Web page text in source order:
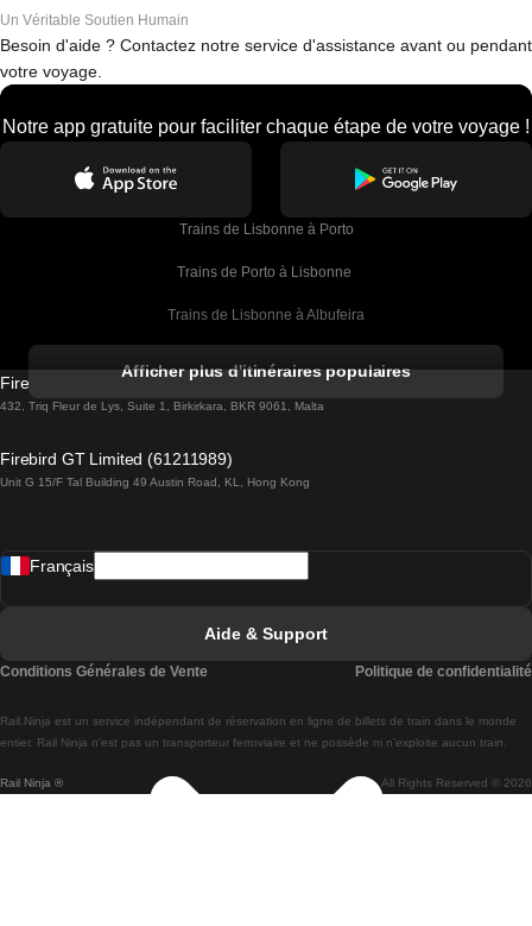
Un Véritable Soutien Humain
Besoin d'aide ? Contactez notre service d'assistance avant ou pendant
votre voyage.
Notre app gratuite pour faciliter chaque étape de votre voyage !
Trains de Lisbonne à Porto
Trains de Porto à Lisbonne
Trains de Lisbonne à Albufeira
Trains de Lisbonne à Lagos
Trains de Lisbonne à Madrid
Trains de Lisbonne à Braga
Trains de Braga à Lisbonne
Afficher plus d'itinéraires populaires
Firebird GT Limited (OC 1451)
432, Triq Fleur de Lys, Suite 1, Birkirkara, BKR 9061, Malta
Firebird GT Limited (61211989)
Unit G 15/F Tal Building 49 Austin Road, KL, Hong Kong
Rail Ninja ® All Rights Reserved © 2026
Rail.Ninja est un service indépendant de réservation en ligne de billets de train dans le monde
entier. Rail Ninja n'est pas un transporteur ferroviaire et ne possède ni n'exploite aucun train.
Français
Aide & Support
Conditions Générales de Vente Politique de confidentialité